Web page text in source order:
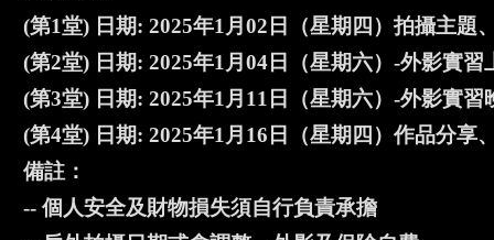
(第1堂) 日期: 2025年1月02日（星期四）拍攝主題
(第2堂) 日期: 2025年1月04日（星期六）-外影實
(第3堂) 日期: 2025年1月11日（星期六）-外影實
(第4堂) 日期: 2025年1月16日（星期四）作品分享
備註：
-- 個人安全及財物損失須自行負責承擔